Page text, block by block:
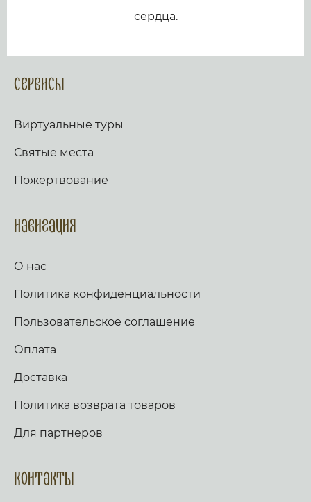
сердца.
Сервисы
Виртуальные туры
Святые места
Пожертвование
Навигация
О нас
Политика конфиденциальности
Пользовательское соглашение
Оплата
Доставка
Политика возврата товаров
Для партнеров
Контакты